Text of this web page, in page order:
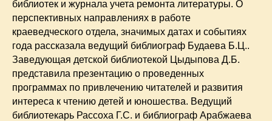
библиотек и журнала учета ремонта литературы. О
перспективных направлениях в работе
краеведческого отдела, значимых датах и событиях
года рассказала ведущий библиограф Будаева Б.Ц..
Заведующая детской библиотекой Цыдыпова Д.Б.
представила презентацию о проведенных
программах по привлечению читателей и развития
интереса к чтению детей и юношества. Ведущий
библиотекарь Рассоха Г.С. и библиограф Арабжаева